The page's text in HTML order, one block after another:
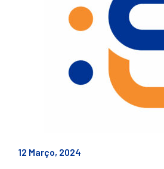
12 Março, 2024